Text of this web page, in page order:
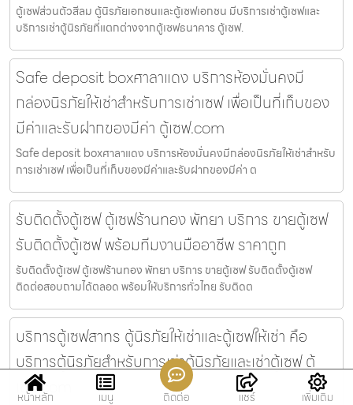
ตู้เซฟส่วนตัวสีลม ตู้นิรภัยเอกชนและตู้เซฟเอกชน มีบริการเช่าตู้เซฟและ
บริการเช่าตู้นิรภัยที่แตกต่างจากตู้เซฟธนาคาร ตู้เซฟ.
Safe deposit boxศาลาแดง บริการห้องมั่นคงมี
กล่องนิรภัยให้เช่าสำหรับการเช่าเซฟ เพื่อเป็นที่เก็บของ
มีค่าและรับฝากของมีค่า ตู้เซฟ.com
Safe deposit boxศาลาแดง บริการห้องมั่นคงมีกล่องนิรภัยให้เช่าสำหรับ
การเช่าเซฟ เพื่อเป็นที่เก็บของมีค่าและรับฝากของมีค่า ต
รับติดตั้งตู้เซฟ ตู้เซฟร้านทอง พัทยา บริการ ขายตู้เซฟ
รับติดตั้งตู้เซฟ พร้อมทีมงานมืออาชีพ ราคาถูก
รับติดตั้งตู้เซฟ ตู้เซฟร้านทอง พัทยา บริการ ขายตู้เซฟ รับติดตั้งตู้เซฟ
ติดต่อสอบถามได้ตลอด พร้อมให้บริการทั่วไทย รับติดต
บริการตู้เซฟสาทร ตู้นิรภัยให้เช่าและตู้เซฟให้เช่า คือ
บริการตู้นิรภัยสำหรับการเช่าตู้นิรภัยและเช่าตู้เซฟ ตู้
เซฟ.com
หน้าหลัก เมนู ติดต่อ แชร์ เพิ่มเติม